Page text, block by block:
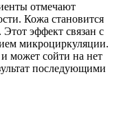
отмечают
Кожа становится
эффект связан с
микроциркуляции.
может сойти на нет
последующими